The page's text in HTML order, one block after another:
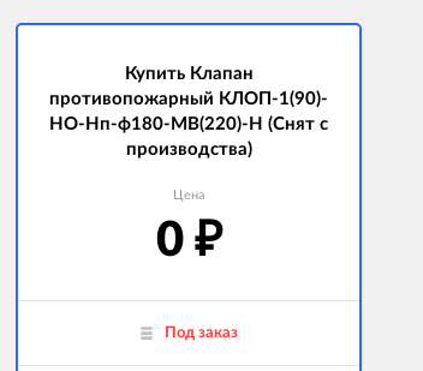
Купить Клапан
противопожарный КЛОП-1(90)-
НО-Нп-ф180-МВ(220)-Н (Снят с
производства)
Цена
0 ₽
Под заказ